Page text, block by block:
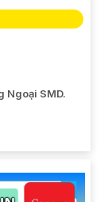
Ngoại SMD.